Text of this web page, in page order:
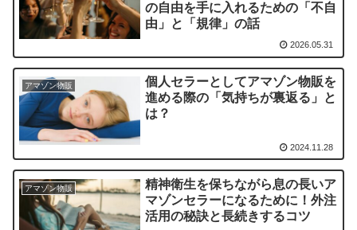
の自由を手に入れるための「不自
由」と「規律」の話
2026.05.31
アマゾン物販
個人セラーとしてアマゾン物販を
進める際の「気持ちが裏返る」と
は？
2024.11.28
アマゾン物販
精神衛生を保ちながら息の長いア
マゾンセラーになるために！外注
活用の秘訣と長続きするコツ